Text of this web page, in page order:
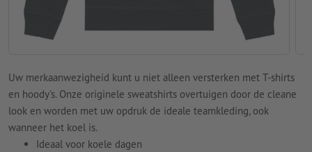
Uw merkaanwezigheid kunt u niet alleen versterken met T-shirts
en hoody's. Onze originele sweatshirts overtuigen door de cleane
look en worden met uw opdruk de ideale teamkleding, ook
wanneer het koel is.
Ideaal voor koele dagen